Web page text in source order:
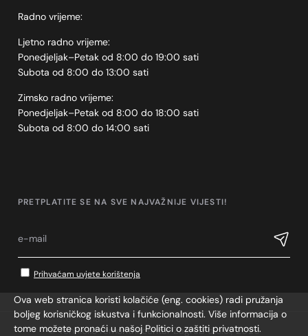
Radno vrijeme:
Ljetno radno vrijeme:
Ponedjeljak–Petak od 8:00 do 19:00 sati
Subota od 8:00 do 13:00 sati
Zimsko radno vrijeme:
Ponedjeljak–Petak od 8:00 do 18:00 sati
Subota od 8:00 do 14:00 sati
PRETPLATITE SE NA SVE NAJVAŽNIJE VIJESTI!
Prihvaćam uvjete korištenja
© Tehničko remontni centar Zagreb d.o.o., 2026
Ova web stranica koristi kolačiće (eng. cookies) radi pružanja
boljeg korisničkog iskustva i funkcionalnosti. Više informacija o
tome možete pronaći u našoj Politici o zaštiti privatnosti.